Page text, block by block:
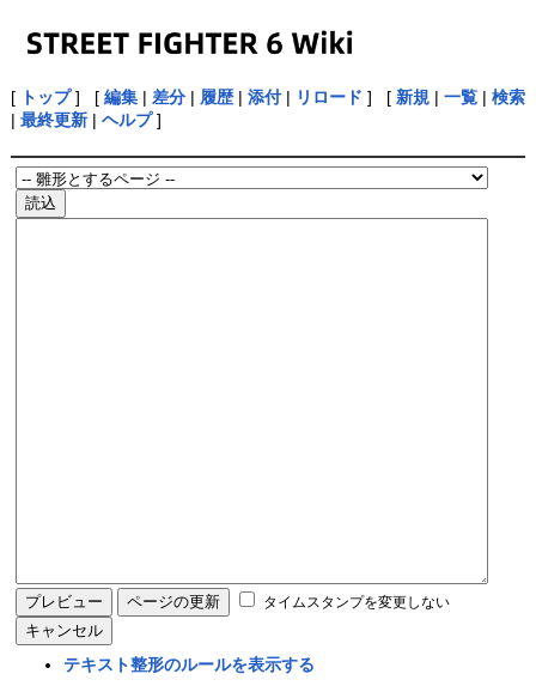
[ トップ] [ 編集| 差分| 履歴| 添付| リロード ] [ 新規| 一覧| 検索
| 最終更新| ヘルプ]
タイムスタンプを変更しない
テキスト整形のルールを表示する